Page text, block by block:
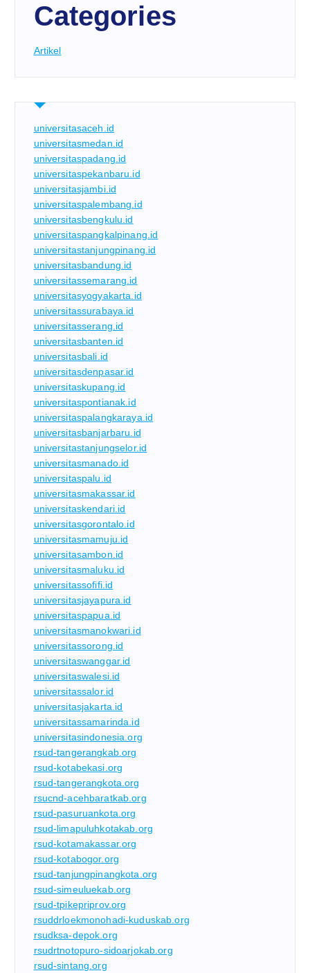
Categories
Artikel
universitasaceh.id
universitasmedan.id
universitaspadang.id
universitaspekanbaru.id
universitasjambi.id
universitaspalembang.id
universitasbengkulu.id
universitaspangkalpinang.id
universitastanjungpinang.id
universitasbandung.id
universitassemarang.id
universitasyogyakarta.id
universitassurabaya.id
universitasserang.id
universitasbanten.id
universitasbali.id
universitasdenpasar.id
universitaskupang.id
universitaspontianak.id
universitaspalangkaraya.id
universitasbanjarbaru.id
universitastanjungselor.id
universitasmanado.id
universitaspalu.id
universitasmakassar.id
universitaskendari.id
universitasgorontalo.id
universitasmamuju.id
universitasambon.id
universitasmaluku.id
universitassofifi.id
universitasjayapura.id
universitaspapua.id
universitasmanokwari.id
universitassorong.id
universitaswanggar.id
universitaswalesi.id
universitassalor.id
universitasjakarta.id
universitassamarinda.id
universitasindonesia.org
rsud-tangerangkab.org
rsud-kotabekasi.org
rsud-tangerangkota.org
rsucnd-acehbaratkab.org
rsud-pasuruankota.org
rsud-limapuluhkotakab.org
rsud-kotamakassar.org
rsud-kotabogor.org
rsud-tanjungpinangkota.org
rsud-simeuluekab.org
rsud-tpikepriprov.org
rsuddrloekmonohadi-kuduskab.org
rsudksa-depok.org
rsudrtnotopuro-sidoarjokab.org
rsud-sintang.org